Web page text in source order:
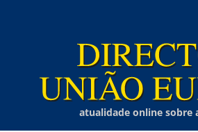
atualidade online sobre